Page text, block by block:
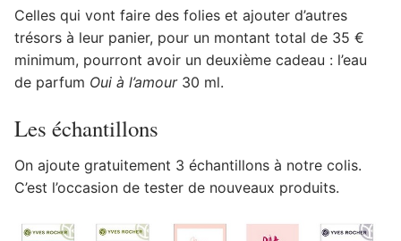
Celles qui vont faire des folies et ajouter d’autres
trésors à leur panier, pour un montant total de 35 €
minimum, pourront avoir un deuxième cadeau : l’eau
de parfum Oui à l’amour30 ml.
Les échantillons
On ajoute gratuitement 3 échantillons à notre colis.
C’est l’occasion de tester de nouveaux produits.